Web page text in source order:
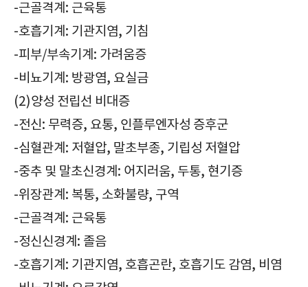
-근골격계: 근육통
-호흡기계: 기관지염, 기침
-피부/부속기계: 가려움증
-비뇨기계: 방광염, 요실금
(2)양성 전립선 비대증
-전신: 무력증, 요통, 인플루엔자성 증후군
-심혈관계: 저혈압, 말초부종, 기립성 저혈압
-중추 및 말초신경계: 어지러움, 두통, 현기증
-위장관계: 복통, 소화불량, 구역
-근골격계: 근육통
-정신신경계: 졸음
-호흡기계: 기관지염, 호흡곤란, 호흡기도 감염, 비염